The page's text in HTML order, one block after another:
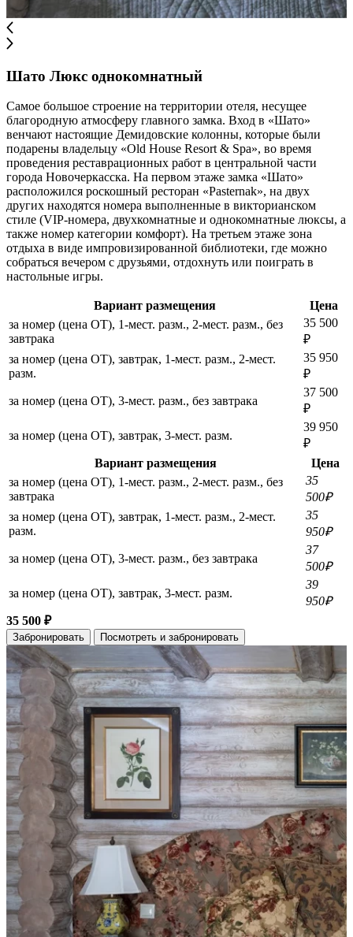
Шато Люкс однокомнатный
Самое большое строение на территории отеля, несущее
благородную атмосферу главного замка. Вход в «Шато»
венчают настоящие Демидовские колонны, которые были
подарены владельцу «Old House Resort & Spa», во время
проведения реставрационных работ в центральной части
города Новочеркасска. На первом этаже замка «Шато»
расположился роскошный ресторан «Pasternak», на двух
других находятся номера выполненные в викторианском
стиле (VIP-номера, двухкомнатные и однокомнатные люксы, а
также номер категории комфорт). На третьем этаже зона
отдыха в виде импровизированной библиотеки, где можно
собраться вечером с друзьями, отдохнуть или поиграть в
настольные игры.
Вариант размещения
Цена
за номер (цена ОТ), 1-мест. разм., 2-мест. разм., без
завтрака
35 500
₽
за номер (цена ОТ), завтрак, 1-мест. разм., 2-мест.
разм.
35 950
₽
за номер (цена ОТ), 3-мест. разм., без завтрака
37 500
₽
за номер (цена ОТ), завтрак, 3-мест. разм.
39 950
₽
Вариант размещения
Цена
за номер (цена ОТ), 1-мест. разм., 2-мест. разм., без
завтрака
35
500₽
за номер (цена ОТ), завтрак, 1-мест. разм., 2-мест.
разм.
35
950₽
за номер (цена ОТ), 3-мест. разм., без завтрака
37
500₽
за номер (цена ОТ), завтрак, 3-мест. разм.
39
950₽
35 500 ₽
Забронировать Посмотреть и забронировать